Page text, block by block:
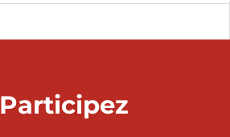
Participez